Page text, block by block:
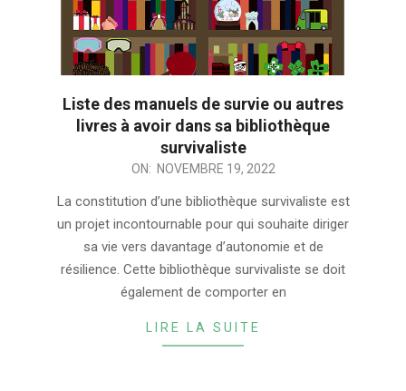
Liste des manuels de survie ou autres
livres à avoir dans sa bibliothèque
survivaliste
ON: NOVEMBRE 19, 2022
La constitution d’une bibliothèque survivaliste est
un projet incontournable pour qui souhaite diriger
sa vie vers davantage d’autonomie et de
résilience. Cette bibliothèque survivaliste se doit
également de comporter en
LIRE LA SUITE